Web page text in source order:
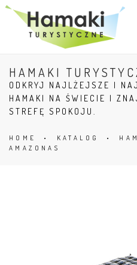
HAMAKI
ODKRYJ NAJLŻEJSZE I
HAMAKI NA ŚWIECIE I
STREFĘ SPOKOJU.
HOME • KATALOG •
AMAZONAS